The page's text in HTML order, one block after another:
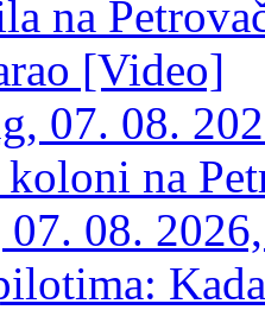
na
[Video]
07. 08.
na
08.